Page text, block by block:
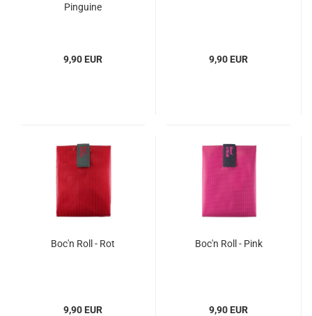
Pinguine
9,90 EUR 9,90 EUR
Boc'n Roll - Rot
9,90 EUR
Boc'n Roll - Pink
9,90 EUR